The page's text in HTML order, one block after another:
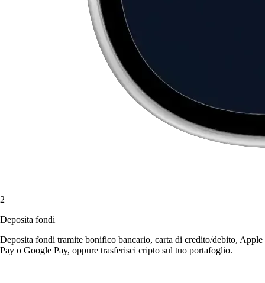
2
Deposita fondi
Deposita fondi tramite bonifico bancario, carta di credito/debito, Apple
Pay o Google Pay, oppure trasferisci cripto sul tuo portafoglio.